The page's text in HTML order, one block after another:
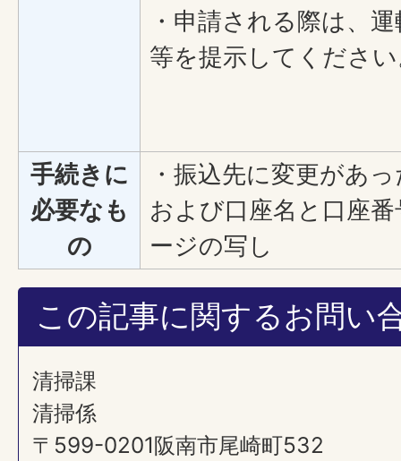
・申請される際は、
等を提示してくださ
手続きに
必要なも
の
・振込先に変更があ
および口座名と口座
ージの写し
この記事に関するお問い
清掃課
清掃係
〒599-0201阪南市尾崎町532